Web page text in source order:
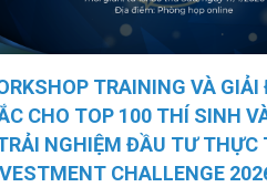
TRAINING VÀ
CHO TOP 100 THÍ SINH
NGHIỆM ĐẦU TƯ THỰC
CHALLENGE